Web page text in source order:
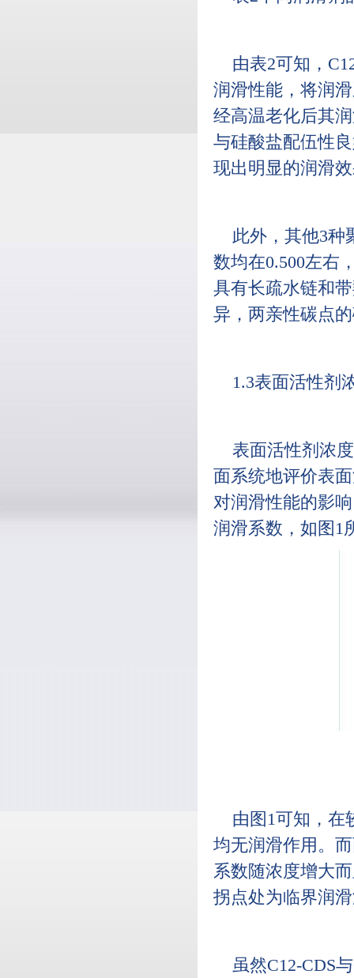
由表2可知，
润滑性能，将润
经高温老化后其
与硅酸盐配伍性
现出明显的润滑
此外，其他3种
数均在0.500左右
具有长疏水链和
异，两亲性碳点
1.3表面活性剂
表面活性剂浓
面系统地评价表
对润滑性能的影
润滑系数，如图1
由图1可知，在
均无润滑作用。
系数随浓度增大
拐点处为临界润
虽然C12-CDS